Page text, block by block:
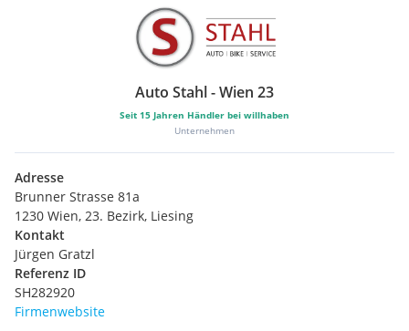
Passive Kopfstützen vorne
Range Rover Schriftzug auf Motorhaube und Heckklappe
Türgriffe, herausfahrbar
Einstiegsleisten in Chrom
Secure Tracker Pro
19'' (Style 5136), Gloss Dark Grey mit Kontrastlackierung in
Diamond Turned
Extras:
Folgende Extras wurden mitbestellt:
3D-Surround-Kamerasystem
Dunkel getönte Scheiben ab B-Säule
Metalliclackierung
Nebelscheinwerfer
Vordersitze, beheizbar
Auto Stahl - Wien 23
Seit 15 Jahren Händler bei willhaben
Unternehmen
Adresse
Brunner Strasse 81a
1230 Wien, 23. Bezirk, Liesing
Kontakt
Jürgen Gratzl
Referenz ID
SH282920
Firmenwebsite